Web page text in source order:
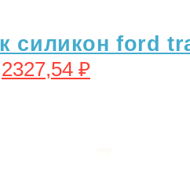
силикон ford
2327,54 ₽